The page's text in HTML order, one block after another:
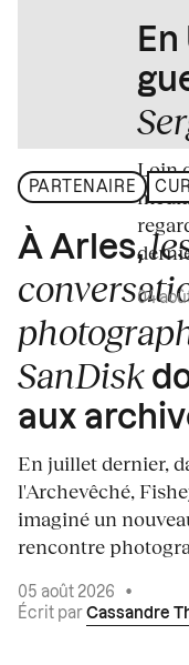
PARTENAIRE
À Arles,
SanDisk
aux
En juillet dernier,
l'Archevêché,
imaginé un
rencontre
05 août 2026
•
Écrit par Cassandre
Loin
04